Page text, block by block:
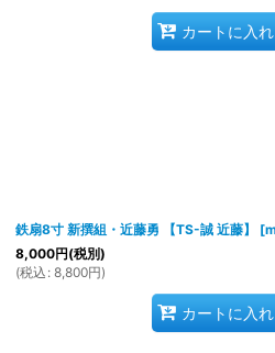
カートに入
鉄扇8寸 新撰組・近藤勇 【TS-誠 近藤】 [
8,000円(税別)
(税込 : 8,800円)
カートに入